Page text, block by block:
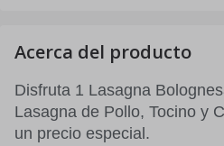
Acerca del producto
Disfruta 1 Lasagna
Lasagna de Pollo, Tocino y
un precio especial.